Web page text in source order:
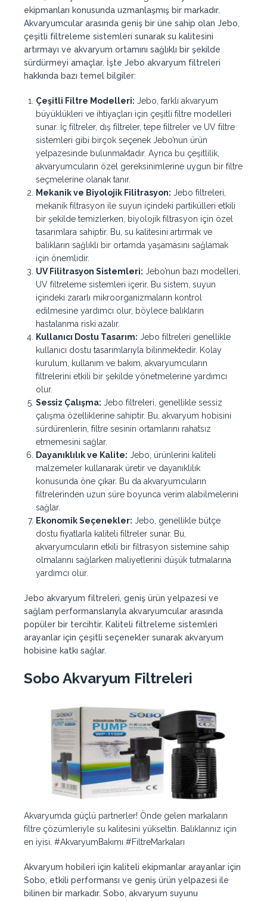
ekipmanları konusunda uzmanlaşmış bir markadır.
Akvaryumcular arasında geniş bir üne sahip olan Jebo,
çeşitli filtreleme sistemleri sunarak su kalitesini
artırmayı ve akvaryum ortamını sağlıklı bir şekilde
sürdürmeyi amaçlar. İşte Jebo akvaryum filtreleri
hakkında bazı temel bilgiler:
Çeşitli Filtre Modelleri: Jebo, farklı akvaryum
büyüklükleri ve ihtiyaçları için çeşitli filtre modelleri
sunar. İç filtreler, dış filtreler, tepe filtreler ve UV filtre
sistemleri gibi birçok seçenek Jebo’nun ürün
yelpazesinde bulunmaktadır. Ayrıca bu çeşitlilik,
akvaryumcuların özel gereksinimlerine uygun bir filtre
seçmelerine olanak tanır.
Mekanik ve Biyolojik Filitrasyon: Jebo filtreleri,
mekanik filtrasyon ile suyun içindeki partikülleri etkili
bir şekilde temizlerken, biyolojik filtrasyon için özel
tasarımlara sahiptir. Bu, su kalitesini artırmak ve
balıkların sağlıklı bir ortamda yaşamasını sağlamak
için önemlidir.
UV Filitrasyon Sistemleri: Jebo’nun bazı modelleri,
UV filtreleme sistemleri içerir. Bu sistem, suyun
içindeki zararlı mikroorganizmaların kontrol
edilmesine yardımcı olur, böylece balıkların
hastalanma riski azalır.
Kullanıcı Dostu Tasarım: Jebo filtreleri genellikle
kullanıcı dostu tasarımlarıyla bilinmektedir. Kolay
kurulum, kullanım ve bakım, akvaryumcuların
filtrelerini etkili bir şekilde yönetmelerine yardımcı
olur.
Sessiz Çalışma: Jebo filtreleri, genellikle sessiz
çalışma özelliklerine sahiptir. Bu, akvaryum hobisini
sürdürenlerin, filtre sesinin ortamlarını rahatsız
etmemesini sağlar.
Dayanıklılık ve Kalite: Jebo, ürünlerini kaliteli
malzemeler kullanarak üretir ve dayanıklılık
konusunda öne çıkar. Bu da akvaryumcuların
filtrelerinden uzun süre boyunca verim alabilmelerini
sağlar.
Ekonomik Seçenekler: Jebo, genellikle bütçe
dostu fiyatlarla kaliteli filtreler sunar. Bu,
akvaryumcuların etkili bir filtrasyon sistemine sahip
olmalarını sağlarken maliyetlerini düşük tutmalarına
yardımcı olur.
Jebo akvaryum filtreleri, geniş ürün yelpazesi ve
sağlam performanslarıyla akvaryumcular arasında
popüler bir tercihtir. Kaliteli filtreleme sistemleri
arayanlar için çeşitli seçenekler sunarak akvaryum
hobisine katkı sağlar.
Sobo Akvaryum Filtreleri
Akvaryumda güçlü partnerler! Önde gelen markaların
filtre çözümleriyle su kalitesini yükseltin. Balıklarınız için
en iyisi. #AkvaryumBakımı #FiltreMarkaları
Akvaryum hobileri için kaliteli ekipmanlar arayanlar için
Sobo, etkili performansı ve geniş ürün yelpazesi ile
bilinen bir markadır. Sobo, akvaryum suyunu